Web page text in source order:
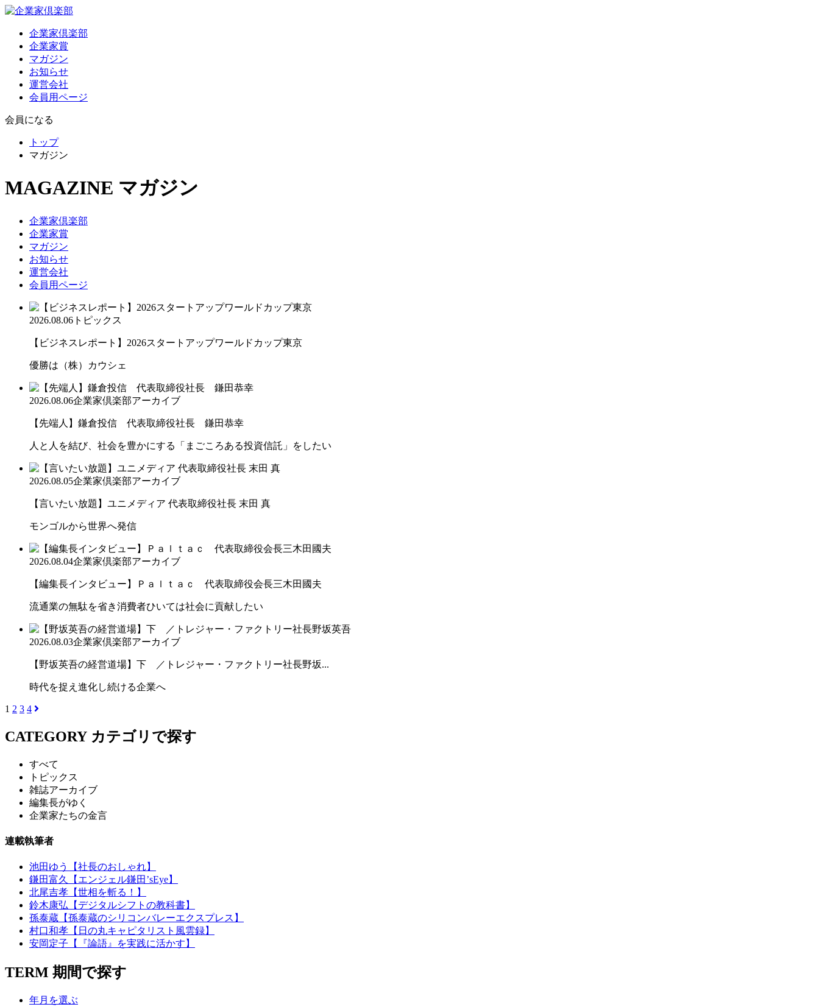
企業家倶楽部
企業家賞
マガジン
お知らせ
運営会社
会員用ページ
会員になる
トップ
マガジン
MAGAZINE マガジン
企業家倶楽部
企業家賞
マガジン
お知らせ
運営会社
会員用ページ
2026.08.06 トピックス
【ビジネスレポート】2026スタートアップワールドカップ東京
優勝は（株）カウシェ
2026.08.06企業家倶楽部アーカイブ
【先端人】鎌倉投信 代表取締役社長 鎌田恭幸
人と人を結び、社会を豊かにする「まごころある投資信託」をしたい
2026.08.05企業家倶楽部アーカイブ
【言いたい放題】ユニメディア 代表取締役社長 末田 真
モンゴルから世界へ発信
2026.08.04企業家倶楽部アーカイブ
【編集長インタビュー】Ｐａｌｔａｃ 代表取締役会長三木田國夫
流通業の無駄を省き消費者ひいては社会に貢献したい
2026.08.03企業家倶楽部アーカイブ
【野坂英吾の経営道場】下 ／トレジャー・ファクトリー社長野坂...
時代を捉え進化し続ける企業へ
1 2 3 4
CATEGORY カテゴリで探す
すべて
トピックス
雑誌アーカイブ
編集長がゆく
企業家たちの金言
連載執筆者
池田ゆう【社長のおしゃれ】
鎌田富久【エンジェル鎌田’sEye】
北尾吉孝【世相を斬る！】
鈴木康弘【デジタルシフトの教科書】
孫泰蔵【孫泰蔵のシリコンバレーエクスプレス】
村口和孝【日の丸キャピタリスト風雲録】
安岡定子【『論語』を実践に活かす】
TERM 期間で探す
年月を選ぶ